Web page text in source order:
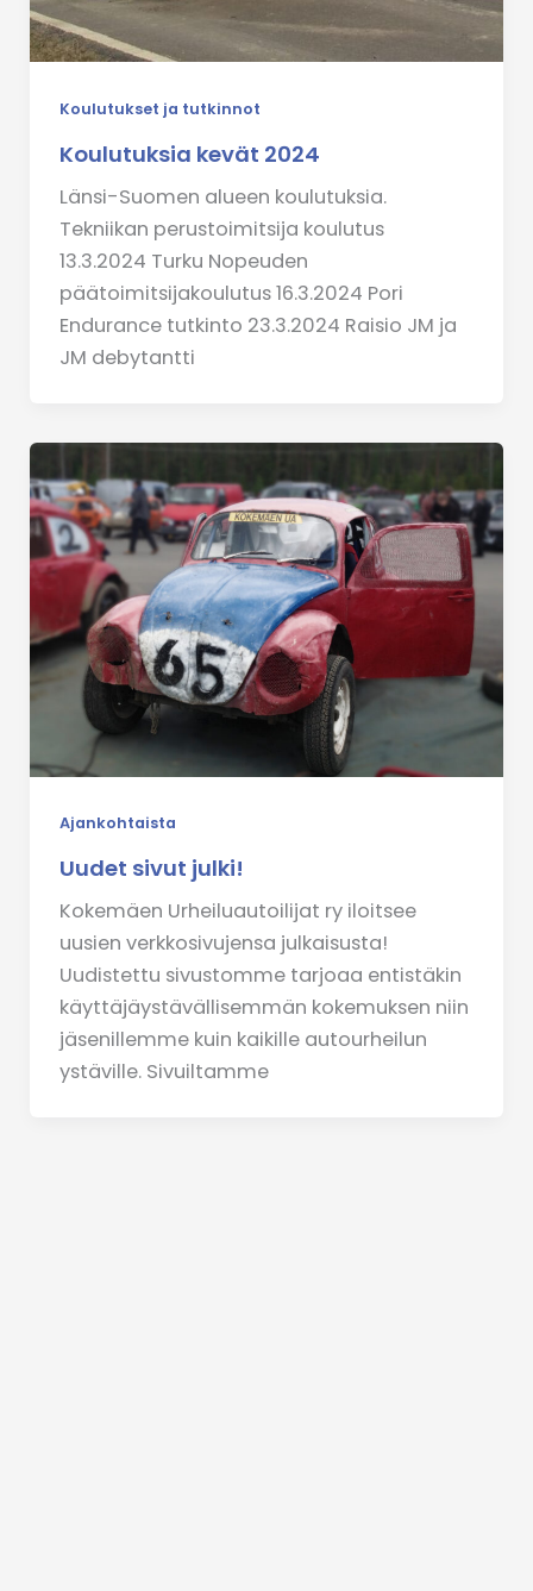
Koulutukset ja tutkinnot
Koulutuksia kevät 2024
Länsi-Suomen alueen koulutuksia.
Tekniikan perustoimitsija koulutus
13.3.2024 Turku Nopeuden
päätoimitsijakoulutus 16.3.2024 Pori
Endurance tutkinto 23.3.2024 Raisio JM ja
JM debytantti
Ajankohtaista
Uudet sivut julki!
Kokemäen Urheiluautoilijat ry iloitsee
uusien verkkosivujensa julkaisusta!
Uudistettu sivustomme tarjoaa entistäkin
käyttäjäystävällisemmän kokemuksen niin
jäsenillemme kuin kaikille autourheilun
ystäville. Sivuiltamme